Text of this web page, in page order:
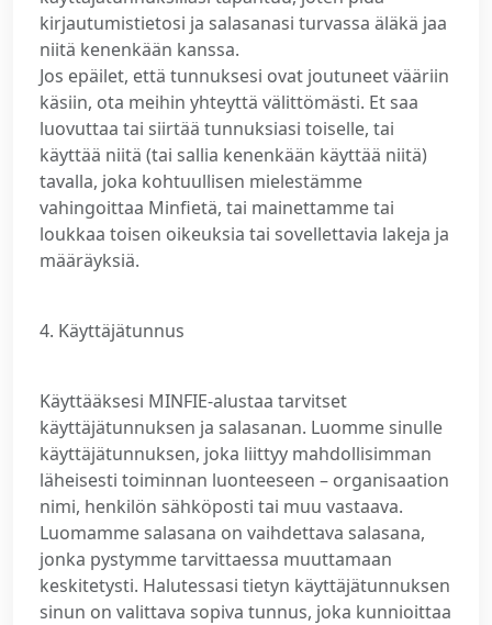
kirjautumistietosi ja salasanasi turvassa äläkä jaa
niitä kenenkään kanssa.
Jos epäilet, että tunnuksesi ovat joutuneet vääriin
käsiin, ota meihin yhteyttä välittömästi. Et saa
luovuttaa tai siirtää tunnuksiasi toiselle, tai
käyttää niitä (tai sallia kenenkään käyttää niitä)
tavalla, joka kohtuullisen mielestämme
vahingoittaa Minfietä, tai mainettamme tai
loukkaa toisen oikeuksia tai sovellettavia lakeja ja
määräyksiä.
4. Käyttäjätunnus
Käyttääksesi MINFIE-alustaa tarvitset
käyttäjätunnuksen ja salasanan. Luomme sinulle
käyttäjätunnuksen, joka liittyy mahdollisimman
läheisesti toiminnan luonteeseen – organisaation
nimi, henkilön sähköposti tai muu vastaava.
Luomamme salasana on vaihdettava salasana,
jonka pystymme tarvittaessa muuttamaan
keskitetysti. Halutessasi tietyn käyttäjätunnuksen
sinun on valittava sopiva tunnus, joka kunnioittaa